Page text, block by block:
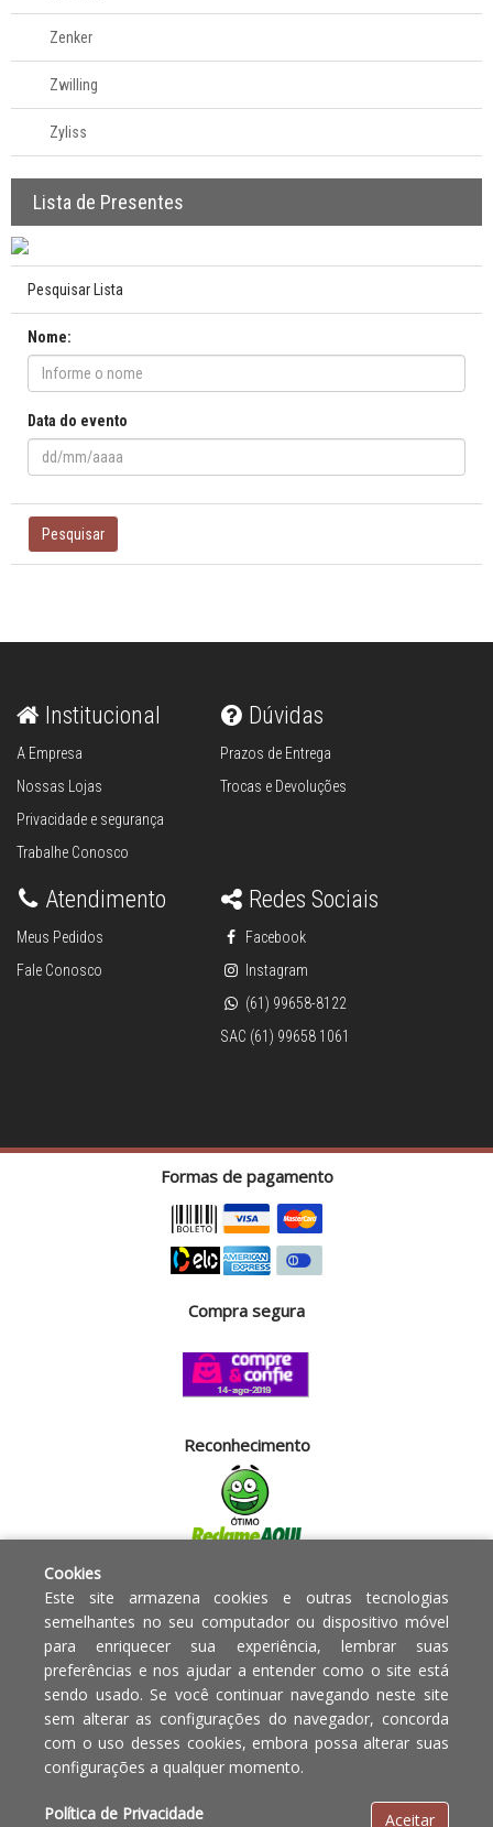
Zenker
Zwilling
Zyliss
Lista de Presentes
Pesquisar Lista
Nome:
Data do evento
Pesquisar
Institucional
A Empresa
Nossas Lojas
Privacidade e segurança
Trabalhe Conosco
Dúvidas
Prazos de Entrega
Trocas e Devoluções
Atendimento
Meus Pedidos
Fale Conosco
Redes Sociais
Facebook
Instagram
(61) 99658-8122
SAC (61) 99658 1061
Formas de pagamento
Compra segura
Reconhecimento
Powered by:
Copyright © 2010 - 2017 Razão
social Blumenau - RA OBJETOS PARA
O LAR EIRELI CNPJ -
E loja 33 Asa Sul - Brasília-DF - CEP:
Em caso de divergência de
preços, o valor válido é o do
Cookies
Este site armazena cookies e outras tecnologias
semelhantes no seu computador ou dispositivo móvel
para enriquecer sua experiência, lembrar suas
preferências e nos ajudar a entender como o site está
sendo usado. Se você continuar navegando neste site
sem alterar as configurações do navegador, concorda
com o uso desses cookies, embora possa alterar suas
configurações a qualquer momento.
Política de Privacidade Aceitar